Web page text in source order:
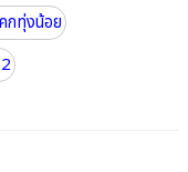
กทุ่งน้อย